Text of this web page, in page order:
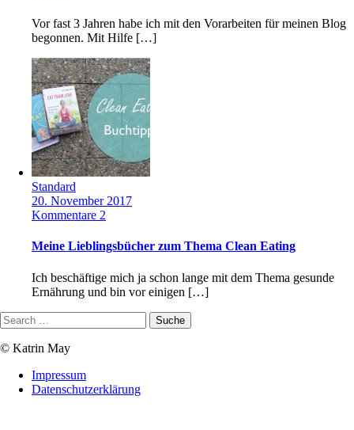
Vor fast 3 Jahren habe ich mit den Vorarbeiten für meinen Blog
begonnen. Mit Hilfe […]
Standard
20. November 2017
Kommentare 2
Meine Lieblingsbücher zum Thema Clean Eating
Ich beschäftige mich ja schon lange mit dem Thema gesunde
Ernährung und bin vor einigen […]
© Katrin May
Impressum
Datenschutzerklärung